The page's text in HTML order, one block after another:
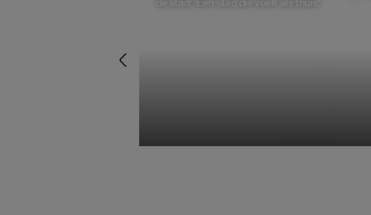
de stad: 'Een stad die voelt als thuis'